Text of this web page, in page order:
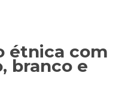
étnica com
branco e